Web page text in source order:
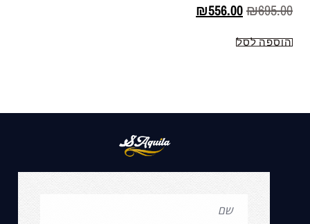
₪695.00
₪556.00
הוספה לסל